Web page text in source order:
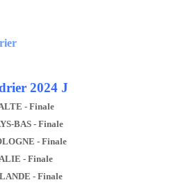
2024 J
- Finale
BAS - Finale
- Finale
- Finale
- Finale